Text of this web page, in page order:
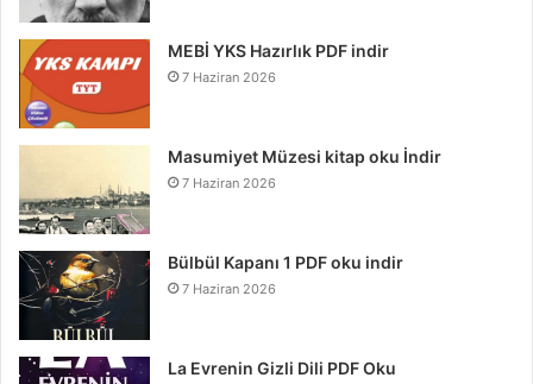
MEBİ YKS Hazırlık PDF indir
7 Haziran 2026
Masumiyet Müzesi kitap oku İndir
7 Haziran 2026
Bülbül Kapanı 1 PDF oku indir
7 Haziran 2026
La Evrenin Gizli Dili PDF Oku